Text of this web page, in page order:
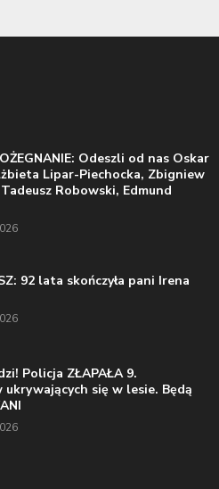
Odeszli od nas Oskar
Lipar-Piechocka, Zbigniew
Robowski, Edmund
92 lata skończyła pani Irena
Policja ZŁAPAŁA 9.
ukrywających się w lesie. Będą